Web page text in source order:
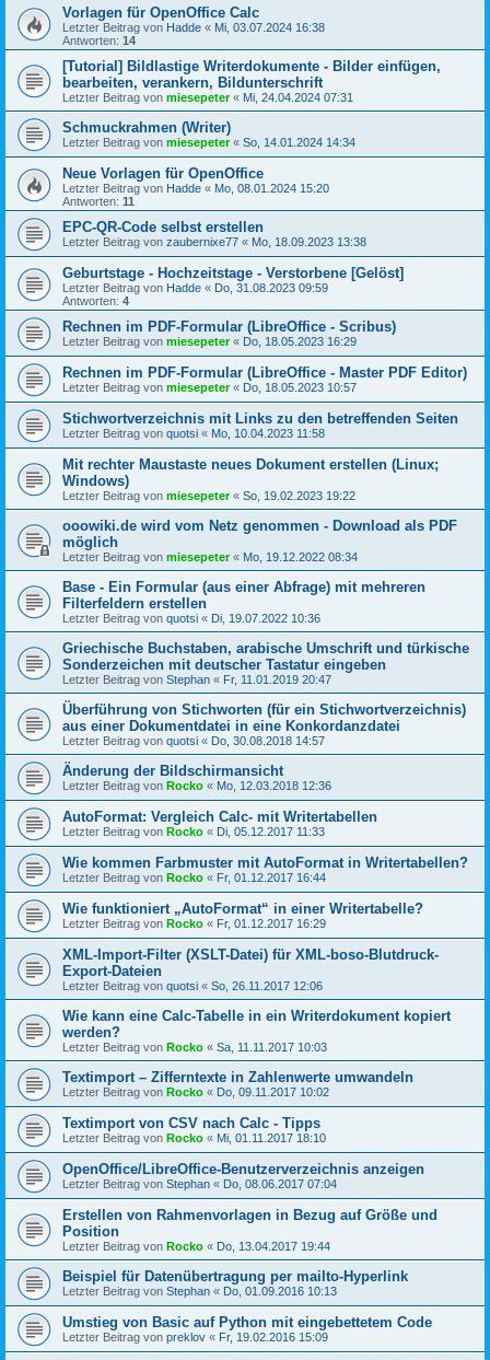
Vorlagen für OpenOffice Calc
Letzter Beitrag von Hadde « Mi, 03.07.2024 16:38
Antworten: 14
[Tutorial] Bildlastige Writerdokumente - Bilder einfügen,
bearbeiten, verankern, Bildunterschrift
Letzter Beitrag von miesepeter« Mi, 24.04.2024 07:31
Schmuckrahmen (Writer)
Letzter Beitrag von miesepeter« So, 14.01.2024 14:34
Neue Vorlagen für OpenOffice
Letzter Beitrag von Hadde « Mo, 08.01.2024 15:20
Antworten: 11
EPC-QR-Code selbst erstellen
Letzter Beitrag von zaubernixe77 « Mo, 18.09.2023 13:38
Geburtstage - Hochzeitstage - Verstorbene [Gelöst]
Letzter Beitrag von Hadde « Do, 31.08.2023 09:59
Antworten: 4
Rechnen im PDF-Formular (LibreOffice - Scribus)
Letzter Beitrag von miesepeter« Do, 18.05.2023 16:29
Rechnen im PDF-Formular (LibreOffice - Master PDF Editor)
Letzter Beitrag von miesepeter« Do, 18.05.2023 10:57
Stichwortverzeichnis mit Links zu den betreffenden Seiten
Letzter Beitrag von quotsi « Mo, 10.04.2023 11:58
Mit rechter Maustaste neues Dokument erstellen (Linux;
Windows)
Letzter Beitrag von miesepeter« So, 19.02.2023 19:22
ooowiki.de wird vom Netz genommen - Download als PDF
möglich
Letzter Beitrag von miesepeter« Mo, 19.12.2022 08:34
Base - Ein Formular (aus einer Abfrage) mit mehreren
Filterfeldern erstellen
Letzter Beitrag von quotsi « Di, 19.07.2022 10:36
Griechische Buchstaben, arabische Umschrift und türkische
Sonderzeichen mit deutscher Tastatur eingeben
Letzter Beitrag von Stephan « Fr, 11.01.2019 20:47
Überführung von Stichworten (für ein Stichwortverzeichnis)
aus einer Dokumentdatei in eine Konkordanzdatei
Letzter Beitrag von quotsi « Do, 30.08.2018 14:57
Änderung der Bildschirmansicht
Letzter Beitrag von Rocko « Mo, 12.03.2018 12:36
AutoFormat: Vergleich Calc- mit Writertabellen
Letzter Beitrag von Rocko « Di, 05.12.2017 11:33
Wie kommen Farbmuster mit AutoFormat in Writertabellen?
Letzter Beitrag von Rocko « Fr, 01.12.2017 16:44
Wie funktioniert „AutoFormat“ in einer Writertabelle?
Letzter Beitrag von Rocko « Fr, 01.12.2017 16:29
XML-Import-Filter (XSLT-Datei) für XML-boso-Blutdruck-
Export-Dateien
Letzter Beitrag von quotsi « So, 26.11.2017 12:06
Wie kann eine Calc-Tabelle in ein Writerdokument kopiert
werden?
Letzter Beitrag von Rocko « Sa, 11.11.2017 10:03
Textimport – Zifferntexte in Zahlenwerte umwandeln
Letzter Beitrag von Rocko « Do, 09.11.2017 10:02
Textimport von CSV nach Calc - Tipps
Letzter Beitrag von Rocko « Mi, 01.11.2017 18:10
OpenOffice/LibreOffice-Benutzerverzeichnis anzeigen
Letzter Beitrag von Stephan « Do, 08.06.2017 07:04
Erstellen von Rahmenvorlagen in Bezug auf Größe und
Position
Letzter Beitrag von Rocko « Do, 13.04.2017 19:44
Beispiel für Datenübertragung per mailto-Hyperlink
Letzter Beitrag von Stephan « Do, 01.09.2016 10:13
Umstieg von Basic auf Python mit eingebettetem Code
Letzter Beitrag von preklov « Fr, 19.02.2016 15:09